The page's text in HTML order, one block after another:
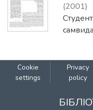
(2001)
Cookie
settings
Privacy
policy